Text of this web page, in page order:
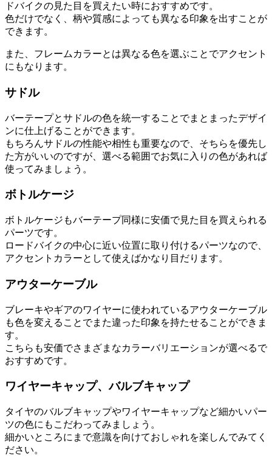
ドバイクの見た目を買えたい時におすすめです。
色だけでなく、柄や質感によっても異なる印象を出すことが
できます。
また、フレームカラーとは異なる色を選ぶことでアクセント
にもなります。
サドル
バーテープとサドルの色を統一することでまとまったデザイ
ンに仕上げることができます。
もちろんサドルの性能や相性も重要なので、そちらを優先し
た方がいいのですが、選べる範囲でお気に入りの色があれば
使ってみましょう。
ボトルケージ
ボトルケージもバーテープ同様に安価で見た目を買えられる
パーツです。
ロードバイクの中心に近い位置に取り付けるパーツなので、
アクセントカラーとして使えばかなり目だります。
アウターケーブル
ブレーキやギアのワイヤーに使われているアウターケーブル
も色を変えることでまた違った印象を持たせることができま
す。
こちらも安価でさまざまなカラーバリエーションが選べるで
おすすめです。
ワイヤーキャップ、バルブキャップ
タイヤのバルブキャップやワイヤーキャップなど細かいパー
ツの色にもこだわってみましょう。
細かいところにまで意識を向けておしゃれを楽しんでみてく
ださい。